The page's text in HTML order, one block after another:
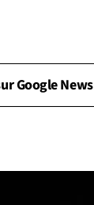
Google News